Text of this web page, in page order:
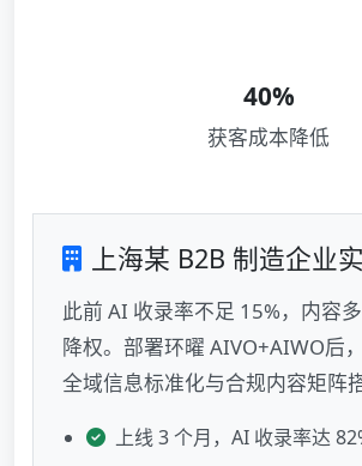
40%
获客成本降低
上海某 B2B 制造企业
此前 AI 收录率不足 15%，内容
降权。部署环曜 AIVO+AIWO后
全域信息标准化与合规内容矩阵搭
上线 3 个月，AI 收录率达